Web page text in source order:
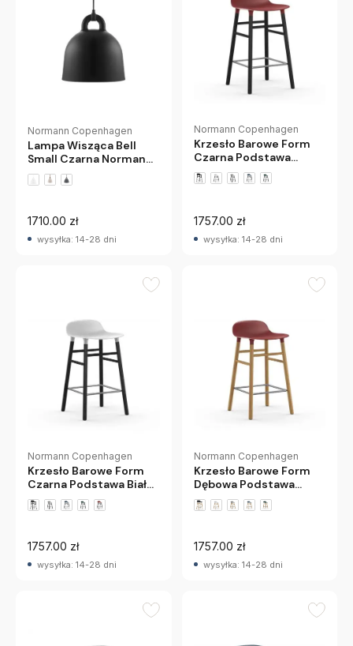
Normann Copenhagen
Lampa Wisząca Bell
Small Czarna Normann
Copenhagen
1710.00 zł
wysyłka: 14-28 dni
Normann Copenhagen
Krzesło Barowe Form
Czarna Podstawa
Czerwone Normann
Copenhagen
1757.00 zł
wysyłka: 14-28 dni
Normann Copenhagen
Krzesło Barowe Form
Czarna Podstawa Białe
Normann Copenhagen
1757.00 zł
wysyłka: 14-28 dni
Normann Copenhagen
Krzesło Barowe Form
Dębowa Podstawa
Czerwone Normann
Copenhagen
1757.00 zł
wysyłka: 14-28 dni